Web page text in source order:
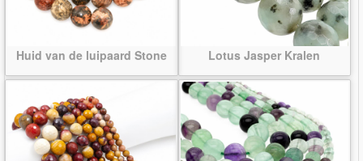
Huid van de luipaard Stone Lotus Jasper Kralen